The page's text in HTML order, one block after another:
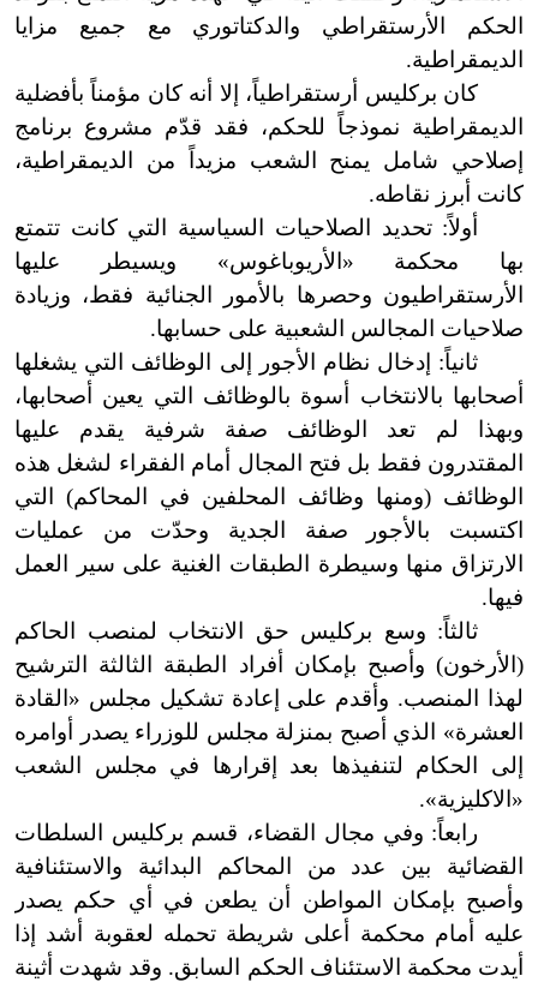
الحكم الأرستقراطي والدكتاتوري مع جميع مزايا
الديمقراطية.
كان بركليس أرستقراطياً، إلا أنه كان مؤمناً بأفضلية
الديمقراطية نموذجاً للحكم، فقد قدّم مشروع برنامج
إصلاحي شامل يمنح الشعب مزيداً من الديمقراطية،
كانت أبرز نقاطه.
أولاً: تحديد الصلاحيات السياسية التي كانت تتمتع
بها محكمة «الأريوباغوس» ويسيطر عليها
الأرستقراطيون وحصرها بالأمور الجنائية فقط، وزيادة
صلاحيات المجالس الشعبية على حسابها.
ثانياً: إدخال نظام الأجور إلى الوظائف التي يشغلها
أصحابها بالانتخاب أسوة بالوظائف التي يعين أصحابها،
وبهذا لم تعد الوظائف صفة شرفية يقدم عليها
المقتدرون فقط بل فتح المجال أمام الفقراء لشغل هذه
الوظائف (ومنها وظائف المحلفين في المحاكم) التي
اكتسبت بالأجور صفة الجدية وحدّت من عمليات
الارتزاق منها وسيطرة الطبقات الغنية على سير العمل
فيها.
ثالثاً: وسع بركليس حق الانتخاب لمنصب الحاكم
(الأرخون) وأصبح بإمكان أفراد الطبقة الثالثة الترشيح
لهذا المنصب. وأقدم على إعادة تشكيل مجلس «القادة
العشرة» الذي أصبح بمنزلة مجلس للوزراء يصدر أوامره
إلى الحكام لتنفيذها بعد إقرارها في مجلس الشعب
«الاكليزية».
رابعاً: وفي مجال القضاء، قسم بركليس السلطات
القضائية بين عدد من المحاكم البدائية والاستئنافية
وأصبح بإمكان المواطن أن يطعن في أي حكم يصدر
عليه أمام محكمة أعلى شريطة تحمله لعقوبة أشد إذا
أيدت محكمة الاستئناف الحكم السابق. وقد شهدت أثينة